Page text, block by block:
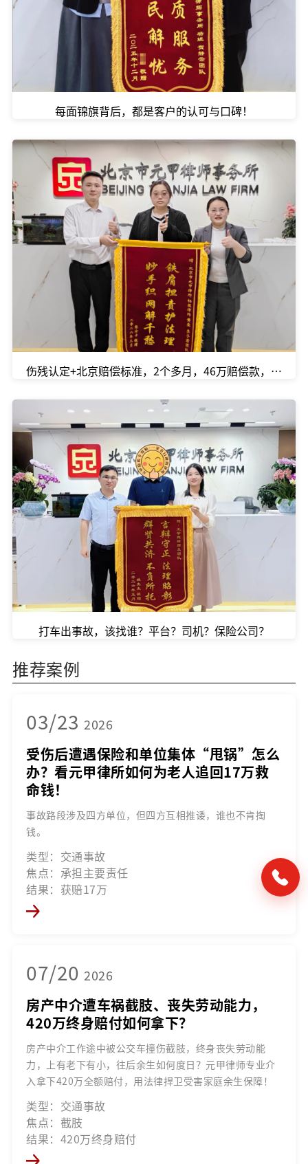
每面锦旗背后，都是客户的认可与口碑！
伤残认定+北京赔偿标准，2个多月，46万赔偿款，顺利和
打车出事故，该找谁？平台？司机？保险公司？
推荐案例
03/23 2026
受伤后遭遇保险和单位集体“甩锅”怎么
办？看元甲律所如何为老人追回17万救
命钱！
事故路段涉及四方单位，但四方互相推诿，谁也不肯掏
钱。
类型：交通事故
焦点：承担主要责任
结果：获赔17万
07/20 2026
房产中介遭车祸截肢、丧失劳动能力，
420万终身赔付如何拿下？
房产中介工作途中被公交车撞伤截肢，终身丧失劳动能
力，上有老下有小，往后余生如何度日？元甲律师专业介
入拿下420万全额赔付，用法律捍卫受害家庭余生保障！
类型：交通事故
焦点：截肢
结果：420万终身赔付